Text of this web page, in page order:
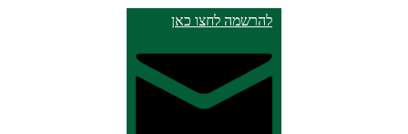
להרשמה לחצו כאן